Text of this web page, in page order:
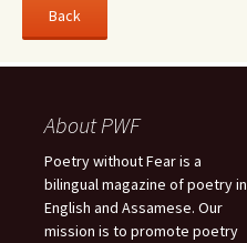
About PWF
Poetry without Fear is a
bilingual magazine of poetry in
English and Assamese. Our
mission is to promote poetry